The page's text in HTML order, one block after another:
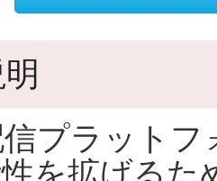
プラット
を拡げるた